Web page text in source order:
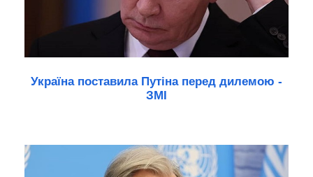
Україна поставила Путіна перед дилемою -
ЗМІ